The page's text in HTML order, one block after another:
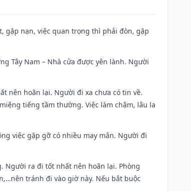
gặp nạn, việc quan trọng thì phải đòn, gặp
Tây Nam – Nhà cửa được yên lành. Người
nên hoãn lại. Người đi xa chưa có tin về.
tiếng tầm thường. Việc làm chậm, lâu la
việc gặp gỡ có nhiều may mắn. Người đi
Người ra đi tốt nhất nên hoãn lại. Phòng
tránh đi vào giờ này. Nếu bắt buộc